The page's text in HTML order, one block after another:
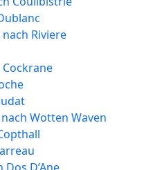
Riviere
Wotten Waven